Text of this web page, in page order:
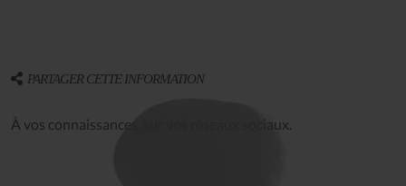
PARTAGER CETTE INFORMATION
À vos connaissances, sur vos réseaux sociaux.